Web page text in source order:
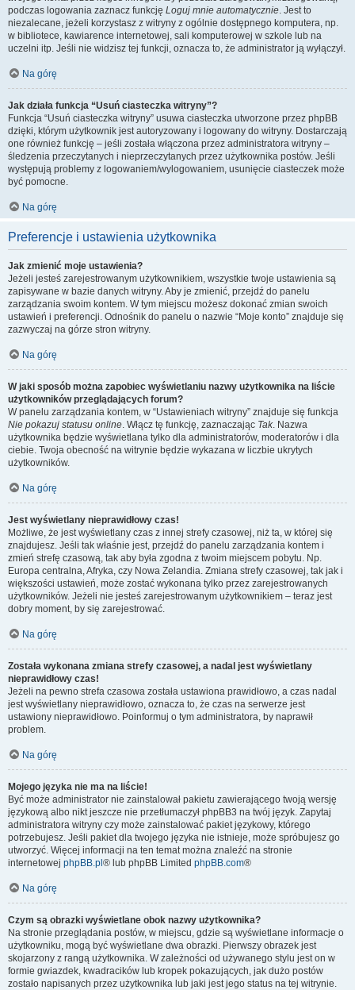
podczas logowania zaznacz funkcję Loguj mnie automatycznie. Jest to
niezalecane, jeżeli korzystasz z witryny z ogólnie dostępnego komputera, np.
w bibliotece, kawiarence internetowej, sali komputerowej w szkole lub na
uczelni itp. Jeśli nie widzisz tej funkcji, oznacza to, że administrator ją wyłączył.
Na górę
Jak działa funkcja “Usuń ciasteczka witryny”?
Funkcja “Usuń ciasteczka witryny” usuwa ciasteczka utworzone przez phpBB
dzięki, którym użytkownik jest autoryzowany i logowany do witryny. Dostarczają
one również funkcję – jeśli została włączona przez administratora witryny –
śledzenia przeczytanych i nieprzeczytanych przez użytkownika postów. Jeśli
występują problemy z logowaniem/wylogowaniem, usunięcie ciasteczek może
być pomocne.
Na górę
Preferencje i ustawienia użytkownika
Jak zmienić moje ustawienia?
Jeżeli jesteś zarejestrowanym użytkownikiem, wszystkie twoje ustawienia są
zapisywane w bazie danych witryny. Aby je zmienić, przejdź do panelu
zarządzania swoim kontem. W tym miejscu możesz dokonać zmian swoich
ustawień i preferencji. Odnośnik do panelu o nazwie “Moje konto” znajduje się
zazwyczaj na górze stron witryny.
Na górę
W jaki sposób można zapobiec wyświetlaniu nazwy użytkownika na liście
użytkowników przeglądających forum?
W panelu zarządzania kontem, w “Ustawieniach witryny” znajduje się funkcja
Nie pokazuj statusu online. Włącz tę funkcję, zaznaczając Tak. Nazwa
użytkownika będzie wyświetlana tylko dla administratorów, moderatorów i dla
ciebie. Twoja obecność na witrynie będzie wykazana w liczbie ukrytych
użytkowników.
Na górę
Jest wyświetlany nieprawidłowy czas!
Możliwe, że jest wyświetlany czas z innej strefy czasowej, niż ta, w której się
znajdujesz. Jeśli tak właśnie jest, przejdź do panelu zarządzania kontem i
zmień strefę czasową, tak aby była zgodna z twoim miejscem pobytu. Np.
Europa centralna, Afryka, czy Nowa Zelandia. Zmiana strefy czasowej, tak jak i
większości ustawień, może zostać wykonana tylko przez zarejestrowanych
użytkowników. Jeżeli nie jesteś zarejestrowanym użytkownikiem – teraz jest
dobry moment, by się zarejestrować.
Na górę
Została wykonana zmiana strefy czasowej, a nadal jest wyświetlany
nieprawidłowy czas!
Jeżeli na pewno strefa czasowa została ustawiona prawidłowo, a czas nadal
jest wyświetlany nieprawidłowo, oznacza to, że czas na serwerze jest
ustawiony nieprawidłowo. Poinformuj o tym administratora, by naprawił
problem.
Na górę
Mojego języka nie ma na liście!
Być może administrator nie zainstalował pakietu zawierającego twoją wersję
językową albo nikt jeszcze nie przetłumaczył phpBB3 na twój język. Zapytaj
administratora witryny czy może zainstalować pakiet językowy, którego
potrzebujesz. Jeśli pakiet dla twojego języka nie istnieje, może spróbujesz go
utworzyć. Więcej informacji na ten temat można znaleźć na stronie
internetowej phpBB.pl ® lub phpBB Limited phpBB.com®
Na górę
Czym są obrazki wyświetlane obok nazwy użytkownika?
Na stronie przeglądania postów, w miejscu, gdzie są wyświetlane informacje o
użytkowniku, mogą być wyświetlane dwa obrazki. Pierwszy obrazek jest
skojarzony z rangą użytkownika. W zależności od używanego stylu jest on w
formie gwiazdek, kwadracików lub kropek pokazujących, jak dużo postów
zostało napisanych przez użytkownika lub jaki jest jego status na tej witrynie.